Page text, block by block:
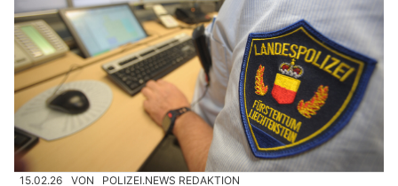
15.02.26 VON POLIZEI.NEWS REDAKTION